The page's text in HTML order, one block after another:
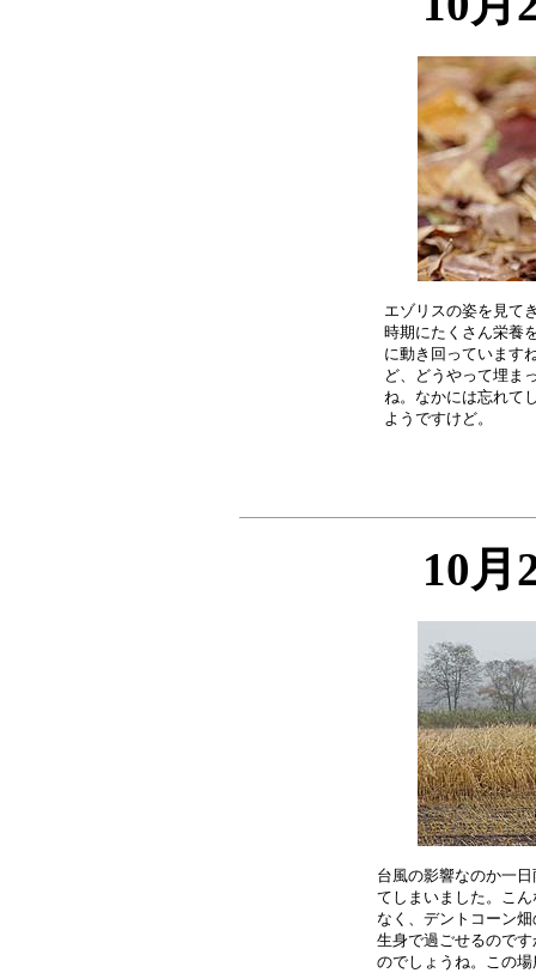
エゾリスの姿を見て
時期にたくさん栄養
に動き回っています
ど、どうやって埋ま
ね。なかには忘れて
10月
台風の影響なのか一
てしまいました。こ
なく、デントコーン
生身で過ごせるので
のでしょうね。この